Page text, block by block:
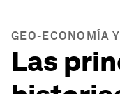
GEO-ECONOMÍA
Las